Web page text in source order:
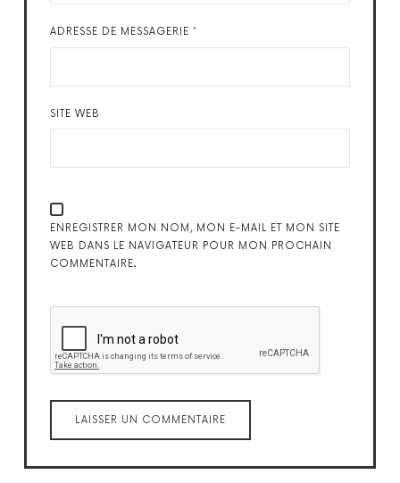
ADRESSE DE MESSAGERIE *
SITE WEB
ENREGISTRER MON NOM, MON E-MAIL ET MON SITE
WEB DANS LE NAVIGATEUR POUR MON PROCHAIN
COMMENTAIRE.